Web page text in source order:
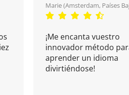
Marie (Amsterdam, Países
¡Me encanta vuestro
innovador método
aprender un idioma
divirtiéndose!